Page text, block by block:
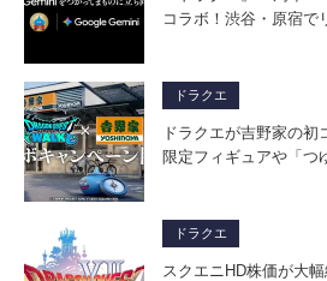
コラボ！渋谷・原宿
ドラクエ
ドラクエが吉野家の初
限定フィギュアや「つ
ドラクエ
スクエニHD株価が大